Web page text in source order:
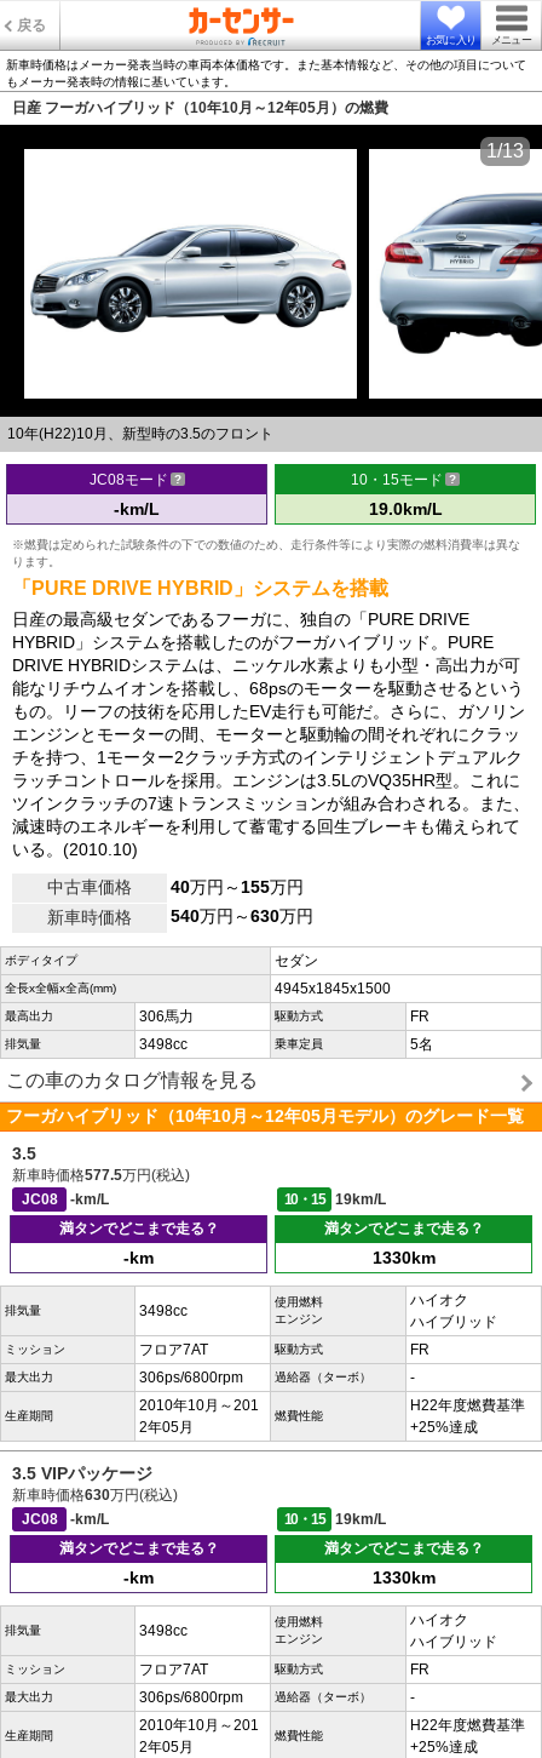
戻る
お気に入り メニュー
新車時価格はメーカー発表当時の車両本体価格です。また基本情報など、その他の項目について
もメーカー発表時の情報に基いています。
日産 フーガハイブリッド（10年10月～12年05月）の燃費
10年(H22)10月、新型時の3.5のフロント
1/13
JC08モード
-km/L
10・15モード
19.0km/L
※燃費は定められた試験条件の下での数値のため、走行条件等により実際の燃料消費率は異な
ります。
「PURE DRIVE HYBRID」システムを搭載
日産の最高級セダンであるフーガに、独自の「PURE DRIVE
HYBRID」システムを搭載したのがフーガハイブリッド。PURE
DRIVE HYBRIDシステムは、ニッケル水素よりも小型・高出力が可
能なリチウムイオンを搭載し、68psのモーターを駆動させるという
もの。リーフの技術を応用したEV走行も可能だ。さらに、ガソリン
エンジンとモーターの間、モーターと駆動輪の間それぞれにクラッ
チを持つ、1モーター2クラッチ方式のインテリジェントデュアルク
ラッチコントロールを採用。エンジンは3.5LのVQ35HR型。これに
ツインクラッチの7速トランスミッションが組み合わされる。また、
減速時のエネルギーを利用して蓄電する回生ブレーキも備えられて
いる。(2010.10)
中古車価格
40万円～155万円
新車時価格
540万円～630万円
ボディタイプ セダン
全長x全幅x全高(mm) 4945x1845x1500
最高出力 306馬力 駆動方式 FR
排気量 3498cc 乗車定員 5名
この車のカタログ情報を見る
フーガハイブリッド（10年10月～12年05月モデル）のグレード一覧
3.5
新車時価格577.5万円(税込)
JC08
-km/L 10・15
19km/L
満タンでどこまで走る？
-km
満タンでどこまで走る？
1330km
排気量 3498cc
使用燃料
エンジン
ハイオク
ハイブリッド
ミッション フロア7AT 駆動方式 FR
最大出力 306ps/6800rpm 過給器（ターボ） -
生産期間
2010年10月～201
2年05月
燃費性能
H22年度燃費基準
+25%達成
3.5 VIPパッケージ
新車時価格630万円(税込)
JC08
-km/L 10・15
19km/L
満タンでどこまで走る？
-km
満タンでどこまで走る？
1330km
排気量 3498cc
使用燃料
エンジン
ハイオク
ハイブリッド
ミッション フロア7AT 駆動方式 FR
最大出力 306ps/6800rpm 過給器（ターボ） -
生産期間
2010年10月～201
2年05月
燃費性能
H22年度燃費基準
+25%達成